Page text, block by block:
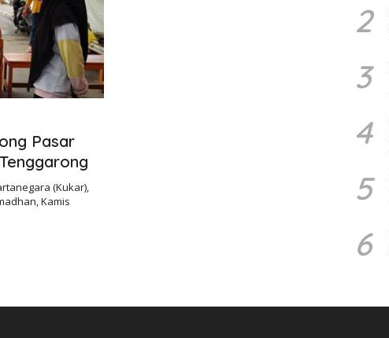
Pasar
(Kukar),
Kamis
2
3
4
5
6